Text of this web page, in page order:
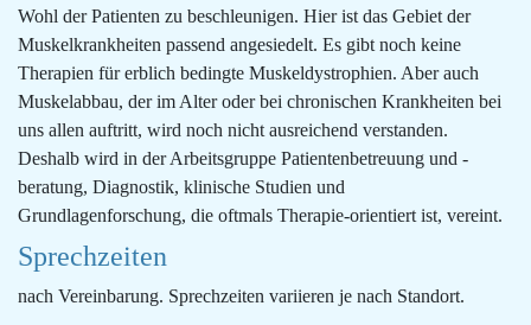
Wohl der Patienten zu beschleunigen. Hier ist das Gebiet der
Muskelkrankheiten passend angesiedelt. Es gibt noch keine
Therapien für erblich bedingte Muskeldystrophien. Aber auch
Muskelabbau, der im Alter oder bei chronischen Krankheiten bei
uns allen auftritt, wird noch nicht ausreichend verstanden.
Deshalb wird in der Arbeitsgruppe Patientenbetreuung und -
beratung, Diagnostik, klinische Studien und
Grundlagenforschung, die oftmals Therapie-orientiert ist, vereint.
Sprechzeiten
nach Vereinbarung. Sprechzeiten variieren je nach Standort.